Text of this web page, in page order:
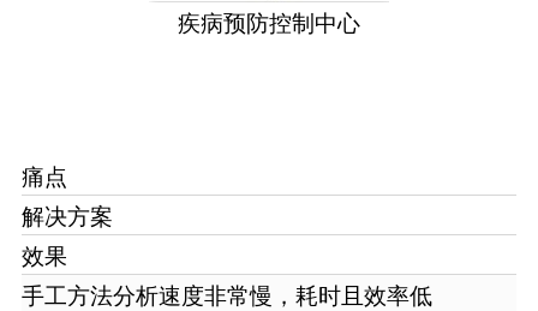
疾病预防控制中心
痛点
解决方案
效果
手工方法分析速度非常慢，耗时且效率低